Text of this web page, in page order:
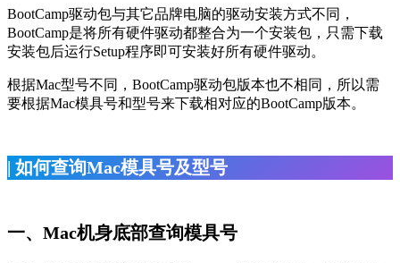
BootCamp驱动包与其它品牌电脑的驱动安装方式不同，
BootCamp是将所有硬件驱动都整合为一个安装包，只需下载
安装包后运行Setup程序即可安装好所有硬件驱动。
根据Mac型号不同，BootCamp驱动包版本也不相同，所以需
要根据Mac模具号和型号来下载相对应的BootCamp版本。
| 如何查询Mac模具号及型号
一、Mac机身底部查询模具号